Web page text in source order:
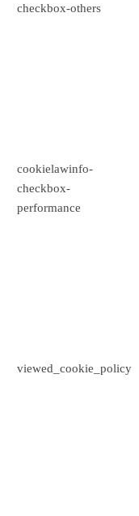
checkbox-others
cookielawinfo-
checkbox-
performance
viewed_cookie_policy